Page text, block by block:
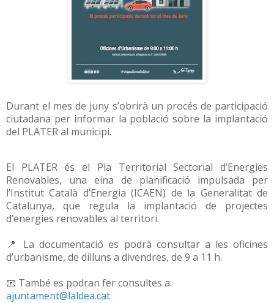
Durant el mes de juny s’obrirà un procés de participació
ciutadana per informar la població sobre la implantació
del PLATER al municipi.
El PLATER és el Pla Territorial Sectorial d’Energies
Renovables, una eina de planificació impulsada per
l’Institut Català d’Energia (ICAEN) de la Generalitat de
Catalunya, que regula la implantació de projectes
d’energies renovables al territori.
📍 La documentació es podrà consultar a les oficines
d’urbanisme, de dilluns a divendres, de 9 a 11 h.
📧 També es podran fer consultes a:
ajuntament@laldea.cat